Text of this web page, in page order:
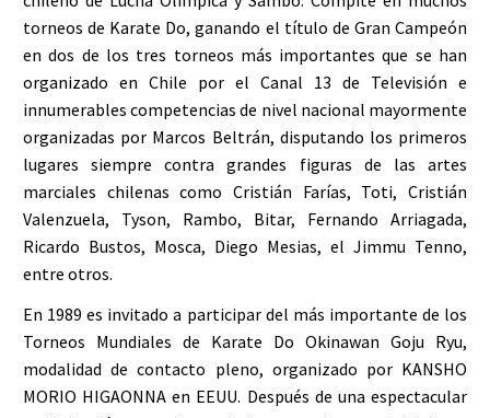
torneos de Karate Do, ganando el título de Gran Campeón
en dos de los tres torneos más importantes que se han
organizado en Chile por el Canal 13 de Televisión e
innumerables competencias de nivel nacional mayormente
organizadas por Marcos Beltrán, disputando los primeros
lugares siempre contra grandes figuras de las artes
marciales chilenas como Cristián Farías, Toti, Cristián
Valenzuela, Tyson, Rambo, Bitar, Fernando Arriagada,
Ricardo Bustos, Mosca, Diego Mesias, el Jimmu Tenno,
entre otros.
En 1989 es invitado a participar del más importante de los
Torneos Mundiales de Karate Do Okinawan Goju Ryu,
modalidad de contacto pleno, organizado por KANSHO
MORIO HIGAONNA en EEUU. Después de una espectacular